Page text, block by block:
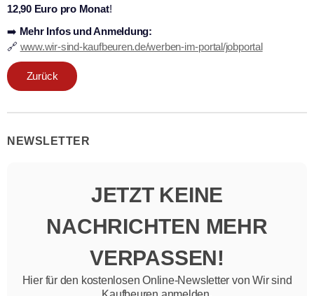
12,90 Euro pro Monat!
➡️ Mehr Infos und Anmeldung:
🔗 www.wir-sind-kaufbeuren.de/werben-im-portal/jobportal
Zurück
NEWSLETTER
JETZT KEINE
NACHRICHTEN MEHR
VERPASSEN!
Hier für den kostenlosen Online-Newsletter von Wir sind